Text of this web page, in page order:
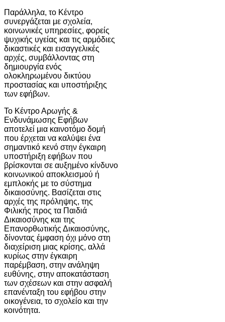
Παράλληλα, το Κέντρο
συνεργάζεται με σχολεία,
κοινωνικές υπηρεσίες, φορείς
ψυχικής υγείας και τις αρμόδιες
δικαστικές και εισαγγελικές
αρχές, συμβάλλοντας στη
δημιουργία ενός
ολοκληρωμένου δικτύου
προστασίας και υποστήριξης
των εφήβων.
Το Κέντρο Αρωγής &
Ενδυνάμωσης Εφήβων
αποτελεί μια καινοτόμο δομή
που έρχεται να καλύψει ένα
σημαντικό κενό στην έγκαιρη
υποστήριξη εφήβων που
βρίσκονται σε αυξημένο κίνδυνο
κοινωνικού αποκλεισμού ή
εμπλοκής με το σύστημα
δικαιοσύνης. Βασίζεται στις
αρχές της πρόληψης, της
Φιλικής προς τα Παιδιά
Δικαιοσύνης και της
Επανορθωτικής Δικαιοσύνης,
δίνοντας έμφαση όχι μόνο στη
διαχείριση μιας κρίσης, αλλά
κυρίως στην έγκαιρη
παρέμβαση, στην ανάληψη
ευθύνης, στην αποκατάσταση
των σχέσεων και στην ασφαλή
επανένταξη του εφήβου στην
οικογένεια, το σχολείο και την
κοινότητα.